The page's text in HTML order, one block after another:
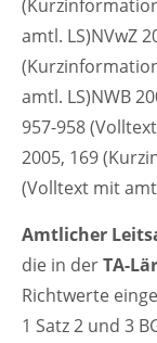
amtl. LS)NVwZ
amtl. LS)NWB
957-958
2005, 169
(Volltext mit
Amtlicher
die in derTA-
Richtwerte
1 Satz 2 und 3